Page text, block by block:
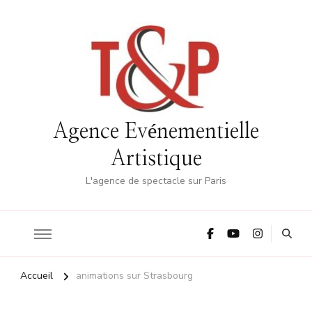
Agence Evénementielle
Artistique
L'agence de spectacle sur Paris
Accueil animations sur Strasbourg